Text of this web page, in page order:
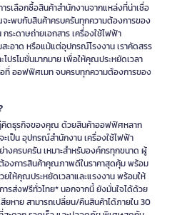
อนไข
หรับลูกค้าองค์กร
อดทั้งปี
งการขาย
และหน้าร้านทั่วประเทศ
ลเตอร์กรองอากาศคุณภาพกับOFMวัน
ากมาย คลิกเลย!
coupon
เลือกซื้อสินค้าสำนักงานจากแหล่งที่น่าเชื่อ
ะพบกับสินค้าครบครันทุกความต้องการของ
ะดาษถ่ายเอกสาร เครื่องใช้ไฟฟ้า
อาด หรือแม้แต่อุปกรณ์โรงงาน เราคัดสรร
รโมชั่นมากมาย เพื่อให้คุณประหยัดเวลา
ที่ ออฟฟิศเมท จบครบทุกความต้องการของ
ดธุรกิจของคุณ ด้วยสินค้าออฟฟิศหลาก
เป็น อุปกรณ์สำนักงาน เครื่องใช้ไฟฟ้า
งครบครัน เหมาะสำหรับองค์กรทุกขนาด ผู้
องการสินค้าคุณภาพดีในราคาสุดคุ้ม พร้อม
ให้คุณประหยัดเวลาและแรงงาน พร้อมให้
รส่งฟรีทั่วไทย* นอกจากนี้ ยังมั่นใจได้ด้วย
ยหาย สามารถเปลี่ยน/คืนสินค้าได้ภายใน 30